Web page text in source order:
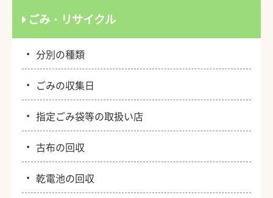
ごみ・リサイクル
・分別の種類
・ ごみの収集日
・指定ごみ袋等の取扱い店
・ 古布の回収
・乾電池の回収